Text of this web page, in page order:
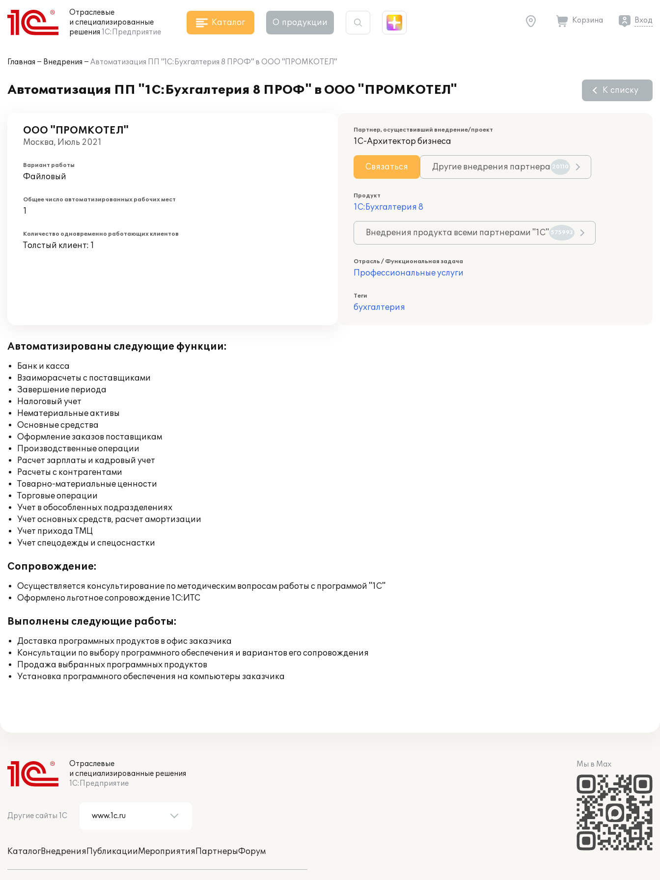
Отраслевые
и специализированные
решения 1С:Предприятие
Каталог О продукции Корзина Вход
Главная Внедрения Автоматизация ПП "1С:Бухгалтерия 8 ПРОФ" в ООО "ПРОМКОТЕЛ"
Автоматизация ПП "1С:Бухгалтерия 8 ПРОФ" в ООО "ПРОМКОТЕЛ" К списку
ООО "ПРОМКОТЕЛ"
Москва, Июль 2021
Вариант работы
Файловый
Общее число автоматизированных рабочих мест
1
Количество одновременно работающих клиентов
Толстый клиент: 1
Партнер, осуществивший внедрение/проект
1С-Архитектор бизнеса
Связаться Другие внедрения партнера 20110
Продукт
1С:Бухгалтерия 8
Внедрения продукта всеми партнерами "1С" 575993
Отрасль / Функциональная задача
Профессиональные услуги
Теги
бухгалтерия
Автоматизированы следующие функции:
Банк и касса
Взаиморасчеты с поставщиками
Завершение периода
Налоговый учет
Нематериальные активы
Основные средства
Оформление заказов поставщикам
Производственные операции
Расчет зарплаты и кадровый учет
Расчеты с контрагентами
Товарно-материальные ценности
Торговые операции
Учет в обособленных подразделениях
Учет основных средств, расчет амортизации
Учет прихода ТМЦ
Учет спецодежды и спецоснастки
Сопровождение:
Осуществляется консультирование по методическим вопросам работы с программой "1С"
Оформлено льготное сопровождение 1С:ИТС
Выполнены следующие работы:
Доставка программных продуктов в офис заказчика
Консультации по выбору программного обеспечения и вариантов его сопровождения
Продажа выбранных программных продуктов
Установка программного обеспечения на компьютеры заказчика
Отраслевые
и специализированные решения
1С:Предприятие
Другие сайты 1С
КаталогВнедренияПубликацииМероприятияПартнерыФорум
Мы в Max